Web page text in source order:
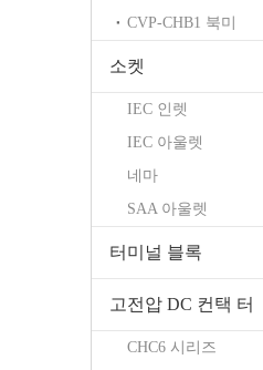
CVP-CHB1 북미
소켓
IEC 인렛
IEC 아울렛
네마
SAA 아울렛
터미널 블록
고전압 DC 컨택 터
CHC6 시리즈